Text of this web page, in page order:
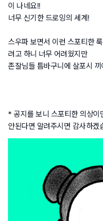
이 나네요!!
너무 신기한 드로잉의 세계!
스우파 보면서 이런 스포티한
려고 하니 너무 어려웠지만
존잘님들 틈바구니에 살포시
* 공지를 보니 스포티한 의상이
안된다면 알려주시면 감사하겠